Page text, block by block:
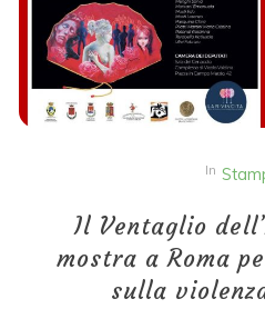
In
Il Ventaglio
mostra a Roma
sulla